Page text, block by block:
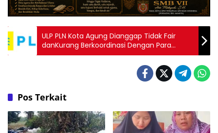
ULP PLN Kota Agung Dianggap Tidak Fair
danKurang Berkoordinasi Dengan Para
Vendornya
Pos Terkait